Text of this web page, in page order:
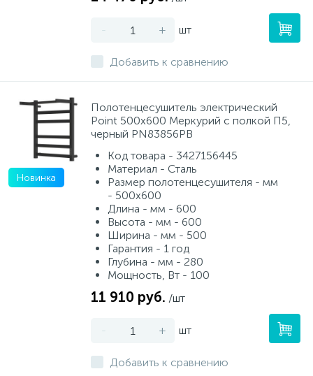
- + шт
Добавить к сравнению
Новинка
Полотенцесушитель электрический
Point 500х600 Меркурий с полкой П5,
черный PN83856PB
Код товара - 3427156445
Материал - Сталь
Размер полотенцесушителя - мм
- 500x600
Длина - мм - 600
Высота - мм - 600
Ширина - мм - 500
Гарантия - 1 год
Глубина - мм - 280
Мощность, Вт - 100
11 910 руб. /шт
- + шт
Добавить к сравнению